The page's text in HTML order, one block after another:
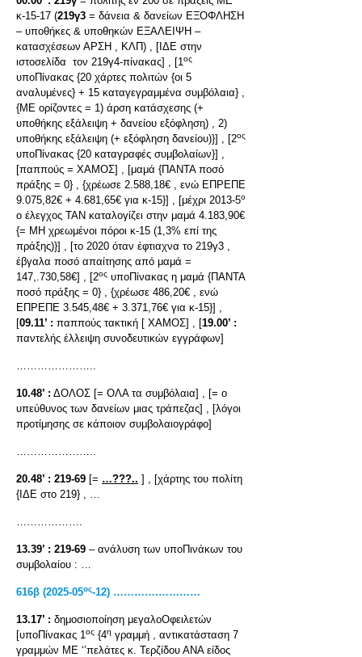
κ-15-17 (219γ3 = δάνεια & δανείων ΕΞΟΦΛΗΣΗ
– υποθήκες & υποθηκών ΕΞΑΛΕΙΨΗ –
κατασχέσεων ΑΡΣΗ , ΚΛΠ) , [ΙΔΕ στην
ιστοσελίδα τον 219γ4-πίνακας] , [1ος
υποΠίνακας {20 χάρτες πολιτών {οι 5
αναλυμένες} + 15 καταγεγραμμένα συμβόλαια} ,
{ΜΕ ορίζοντες = 1) άρση κατάσχεσης (+
υποθήκης εξάλειψη + δανείου εξόφληση) , 2)
υποθήκης εξάλειψη (+ εξόφληση δανείου)}] , [2ος
υποΠίνακας {20 καταγραφές συμβολαίων}] ,
[παππούς = ΧΑΜΟΣ] , [μαμά {ΠΑΝΤΑ ποσό
πράξης = 0} , {χρέωσε 2.588,18€ , ενώ ΕΠΡΕΠΕ
9.075,82€ + 4.681,65€ για κ-15}] , [μέχρι 2013-5ο
ο έλεγχος ΤΑΝ καταλογίζει στην μαμά 4.183,90€
{= ΜΗ χρεωμένοι πόροι κ-15 (1,3% επί της
πράξης)}] , [το 2020 όταν έφτιαχνα το 219γ3 ,
έβγαλα ποσό απαίτησης από μαμά =
147,.730,58€] , [2ος υποΠίνακας η μαμά {ΠΑΝΤΑ
ποσό πράξης = 0} , {χρέωσε 486,20€ , ενώ
ΕΠΡΕΠΕ 3.545,48€ + 3.371,76€ για κ-15}] ,
[09.11’ : παππούς τακτική [ ΧΑΜΟΣ] , [19.00’ :
παντελής έλλειψη συνοδευτικών εγγράφων]
…………………..
10.48’ : ΔΟΛΟΣ [= ΟΛΑ τα συμβόλαια] , [= ο
υπεύθυνος των δανείων μιας τράπεζας] , [λόγοι
προτίμησης σε κάποιον συμβολαιογράφο]
…………………..
20.48’ : 219-69 [= …???.. ] , [χάρτης του πολίτη
{ΙΔΕ στο 219} , …
……………….
13.39’ : 219-69 – ανάλυση των υποΠινάκων του
συμβολαίου : …
616β (2025-05ος-12) ………….…………
13.17’ : δημοσιοποίηση μεγαλοΟφειλετών
[υποΠίνακας 1ος {4η γραμμή , αντικατάσταση 7
γραμμών ΜΕ ‘’πελάτες κ. Τερζίδου ΑΝΑ είδος